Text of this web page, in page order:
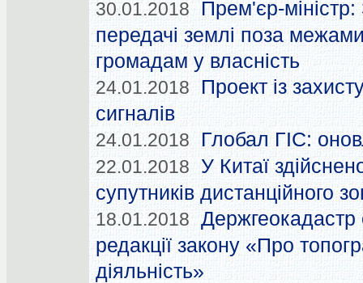
30.01.2018
Прем'єр-
передачі землі поза
громадам у власність
24.01.2018
Проект із
сигналів
24.01.2018 Глобал ГІС:
22.01.2018 У Китаї
супутників дистанційного
18.01.2018 Держгеокадастр
редакції закону «Про
діяльність»